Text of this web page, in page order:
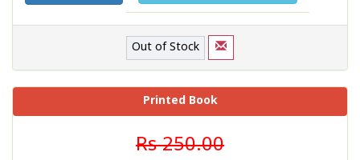
Out of Stock
Printed Book
Rs 250.00